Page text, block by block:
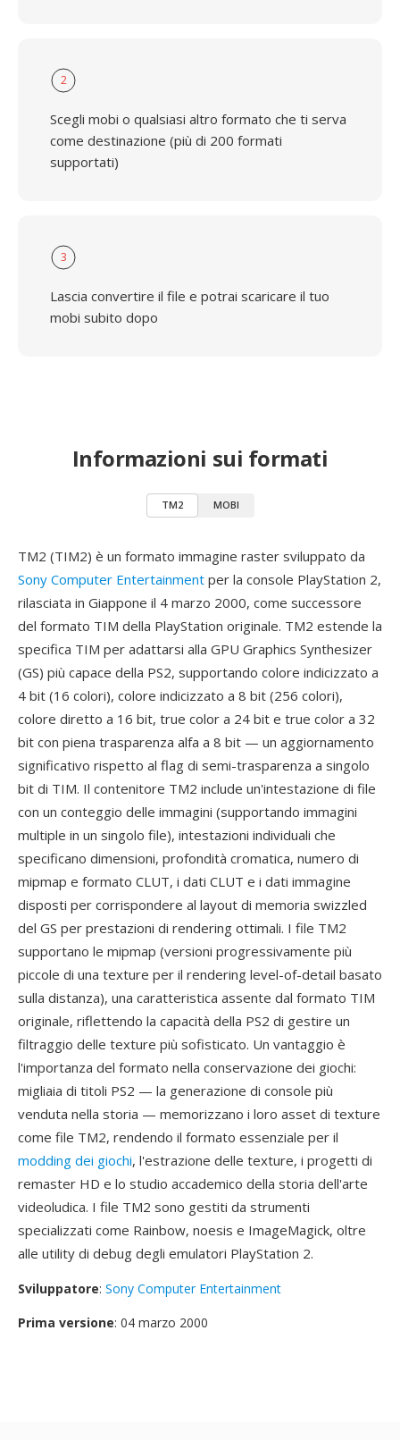
2
Scegli mobi o qualsiasi altro formato che ti serva
come destinazione (più di 200 formati
supportati)
3
Lascia convertire il file e potrai scaricare il tuo
mobi subito dopo
Informazioni sui formati
TM2 MOBI
TM2 (TIM2) è un formato immagine raster sviluppato da
Sony Computer Entertainment per la console PlayStation 2,
rilasciata in Giappone il 4 marzo 2000, come successore
del formato TIM della PlayStation originale. TM2 estende la
specifica TIM per adattarsi alla GPU Graphics Synthesizer
(GS) più capace della PS2, supportando colore indicizzato a
4 bit (16 colori), colore indicizzato a 8 bit (256 colori),
colore diretto a 16 bit, true color a 24 bit e true color a 32
bit con piena trasparenza alfa a 8 bit — un aggiornamento
significativo rispetto al flag di semi-trasparenza a singolo
bit di TIM. Il contenitore TM2 include un'intestazione di file
con un conteggio delle immagini (supportando immagini
multiple in un singolo file), intestazioni individuali che
specificano dimensioni, profondità cromatica, numero di
mipmap e formato CLUT, i dati CLUT e i dati immagine
disposti per corrispondere al layout di memoria swizzled
del GS per prestazioni di rendering ottimali. I file TM2
supportano le mipmap (versioni progressivamente più
piccole di una texture per il rendering level-of-detail basato
sulla distanza), una caratteristica assente dal formato TIM
originale, riflettendo la capacità della PS2 di gestire un
filtraggio delle texture più sofisticato. Un vantaggio è
l'importanza del formato nella conservazione dei giochi:
migliaia di titoli PS2 — la generazione di console più
venduta nella storia — memorizzano i loro asset di texture
come file TM2, rendendo il formato essenziale per il
modding dei giochi, l'estrazione delle texture, i progetti di
remaster HD e lo studio accademico della storia dell'arte
videoludica. I file TM2 sono gestiti da strumenti
specializzati come Rainbow, noesis e ImageMagick, oltre
alle utility di debug degli emulatori PlayStation 2.
Sviluppatore: Sony Computer Entertainment
Prima versione: 04 marzo 2000